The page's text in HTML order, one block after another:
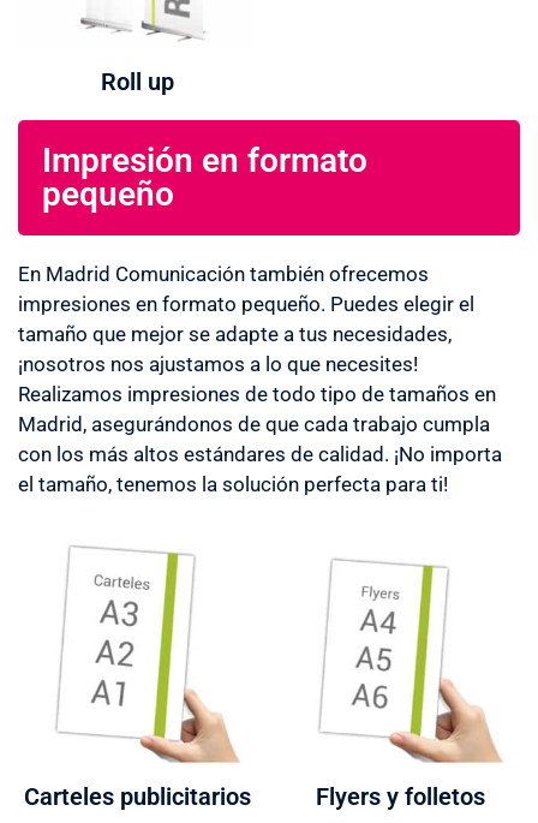
Roll up
Impresión en formato
pequeño
En Madrid Comunicación también ofrecemos
impresiones en formato pequeño. Puedes elegir el
tamaño que mejor se adapte a tus necesidades,
¡nosotros nos ajustamos a lo que necesites!
Realizamos impresiones de todo tipo de tamaños en
Madrid, asegurándonos de que cada trabajo cumpla
con los más altos estándares de calidad. ¡No importa
el tamaño, tenemos la solución perfecta para ti!
Carteles publicitarios Flyers y folletos